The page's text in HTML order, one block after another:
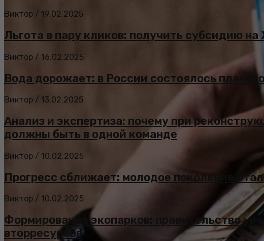
Виктор / 19.02.2025
Льгота в пару кликов: получить субсидию
Виктор / 16.02.2025
Вода дорожает: в России состоялось
Виктор / 13.02.2025
Анализ и экспертиза: почему при
должны быть в одной команде
Виктор / 10.02.2025
Прогресс сближает: молодое поколение
Виктор / 10.02.2025
Формирование экопарков: правительство
вторресурсов